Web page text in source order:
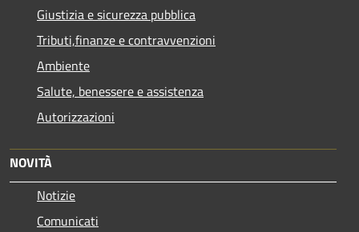
Giustizia e sicurezza pubblica
Tributi,finanze e contravvenzioni
Ambiente
Salute, benessere e assistenza
Autorizzazioni
NOVITÀ
Notizie
Comunicati